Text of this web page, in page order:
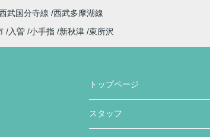
武国分寺線 西武多摩湖線
入曽 小手指 新秋津 東所沢
トップページ
スタッフ